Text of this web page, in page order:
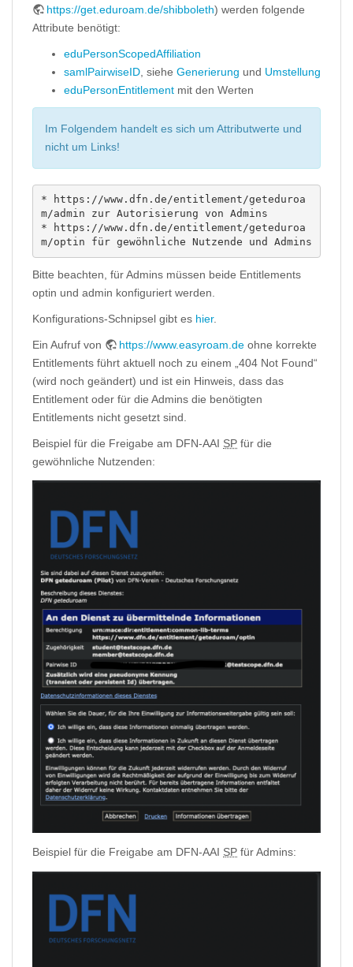
https://get.eduroam.de/shibboleth) werden folgende
Attribute benötigt:
eduPersonScopedAffiliation
samlPairwiseID , siehe Generierung und Umstellung
eduPersonEntitlement mit den Werten
Im Folgendem handelt es sich um Attributwerte und
nicht um Links!
* https://www.dfn.de/entitlement/geteduroa
m/admin zur Autorisierung von Admins
* https://www.dfn.de/entitlement/geteduroa
m/optin für gewöhnliche Nutzende und Admins
Bitte beachten, für Admins müssen beide Entitlements
optin und admin konfiguriert werden.
Konfigurations-Schnipsel gibt es hier.
Ein Aufruf von https://www.easyroam.de ohne korrekte
Entitlements führt aktuell noch zu einem „404 Not Found“
(wird noch geändert) und ist ein Hinweis, dass das
Entitlement oder für die Admins die benötigten
Entitlements nicht gesetzt sind.
Beispiel für die Freigabe am DFN-AAI SP für die
gewöhnliche Nutzenden:
Beispiel für die Freigabe am DFN-AAI SP für Admins: